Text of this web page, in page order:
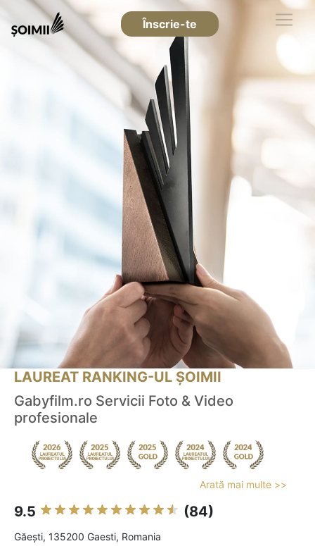
Înscrie-te
LAUREAT RANKING-UL ȘOIMII
Gabyfilm.ro Servicii Foto & Video
profesionale
Arată mai multe >>
9.5 (84)
Găeşti, 135200 Gaesti, Romania